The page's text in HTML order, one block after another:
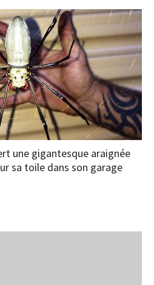
une gigantesque araignée
sa toile dans son garage